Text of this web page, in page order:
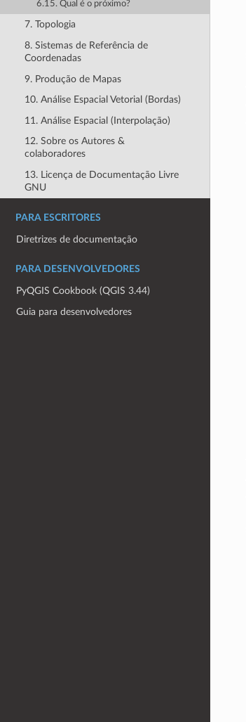
6.15. Qual é o próximo?
7. Topologia
8. Sistemas de Referência de
Coordenadas
9. Produção de Mapas
10. Análise Espacial Vetorial (Bordas)
11. Análise Espacial (Interpolação)
12. Sobre os Autores &
colaboradores
13. Licença de Documentação Livre
GNU
PARA ESCRITORES
Diretrizes de documentação
PARA DESENVOLVEDORES
PyQGIS Cookbook (QGIS 3.44)
Guia para desenvolvedores